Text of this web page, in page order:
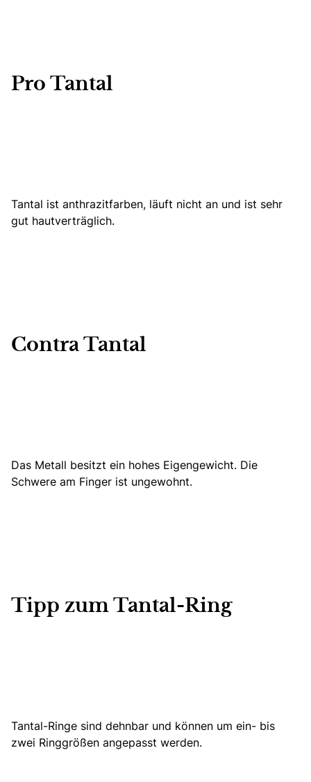
Pro Tantal
Tantal ist anthrazitfarben, läuft nicht an und ist sehr
gut hautverträglich.
Contra Tantal
Das Metall besitzt ein hohes Eigengewicht. Die
Schwere am Finger ist ungewohnt.
Tipp zum Tantal-Ring
Tantal-Ringe sind dehnbar und können um ein- bis
zwei Ringgrößen angepasst werden.